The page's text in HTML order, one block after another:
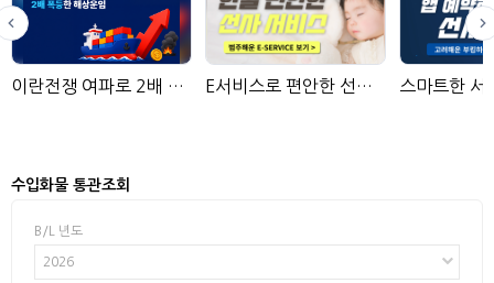
이란전쟁 여파로 2배 폭등한 해상운임: 물류 담당자가 주목해야 할 핵심 리스크 E서비스로 편안한 선사 서비스
수입화물 통관조회
B/L 년도
2026